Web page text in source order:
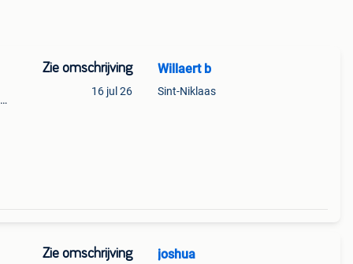
Zie omschrijving
16 jul 26
Willaert b
Sint-Niklaas
Zie omschrijving joshua